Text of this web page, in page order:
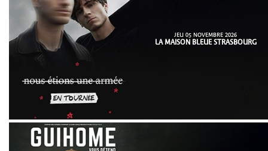
JEU 05 NOVEMBRE 2026
LA MAISON BLEUE STRASBOURG